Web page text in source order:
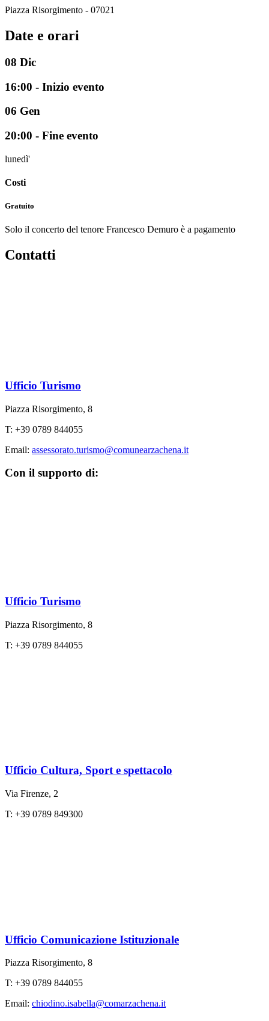
Piazza Risorgimento - 07021
Date e orari
08 Dic
16:00 - Inizio evento
06 Gen
20:00 - Fine evento
lunedì'
Costi
Gratuito
Solo il concerto del tenore Francesco Demuro è a pagamento
Contatti
Ufficio Turismo
Piazza Risorgimento, 8
T: +39 0789 844055
Email: assessorato.turismo@comunearzachena.it
Con il supporto di:
Ufficio Turismo
Piazza Risorgimento, 8
T: +39 0789 844055
Ufficio Cultura, Sport e spettacolo
Via Firenze, 2
T: +39 0789 849300
Ufficio Comunicazione Istituzionale
Piazza Risorgimento, 8
T: +39 0789 844055
Email: chiodino.isabella@comarzachena.it